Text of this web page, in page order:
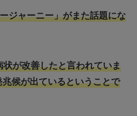
ジャーニー」がまた話題にな
が改善したと言われていま
候が出ているということで